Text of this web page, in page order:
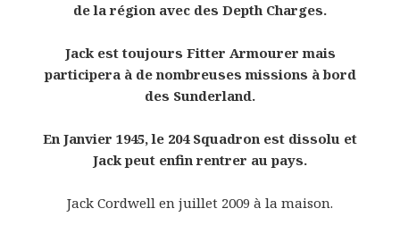
de la région avec des Depth Charges.
Jack est toujours Fitter Armourer mais
participera à de nombreuses missions à bord
des Sunderland.
En Janvier 1945, le 204 Squadron est dissolu et
Jack peut enfin rentrer au pays.
Jack Cordwell en juillet 2009 à la maison.